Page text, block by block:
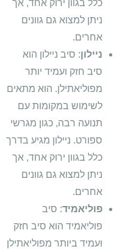
כלל בגוון ירוק אחד, אך
ניתן למצוא גם גוונים
אחרים.
ניילון: סיב ניילון הוא
סיב חזק ועמיד יותר
מפוליאתילן. הוא מתאים
לשימוש במקומות עם
תנועה רבה, כגון מגרשי
ספורט. ניילון מגיע בדרך
כלל בגוון ירוק אחד, אך
ניתן למצוא גם גוונים
אחרים.
פוליאמיד: סיב
פוליאמיד הוא סיב חזק
ועמיד ביותר מפוליאתילן